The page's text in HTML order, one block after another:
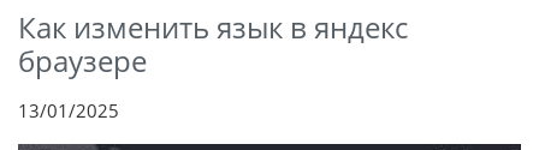
Как изменить язык в яндекс
браузере
13/01/2025